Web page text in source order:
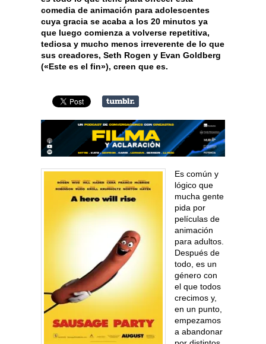
comedia de animación para adolescentes
cuya gracia se acaba a los 20 minutos ya
que luego comienza a volverse repetitiva,
tediosa y mucho menos irreverente de lo que
sus creadores, Seth Rogen y Evan Goldberg
(«Este es el fin»), creen que es.
Es común y
lógico que
mucha gente
pida por
películas de
animación
para adultos.
Después de
todo, es un
género con
el que todos
crecimos y,
en un punto,
empezamos
a abandonar